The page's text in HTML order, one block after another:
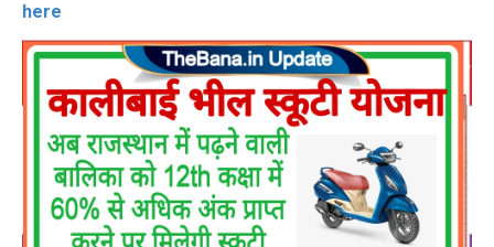
here